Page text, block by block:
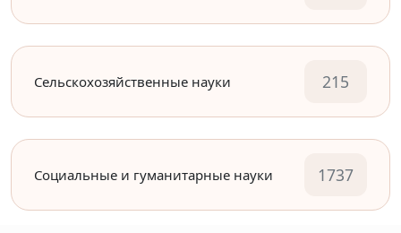
Сельскохозяйственные науки 215
Социальные и гуманитарные науки 1737